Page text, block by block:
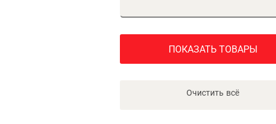
ПОКАЗАТЬ ТОВАРЫ
Очистить всё